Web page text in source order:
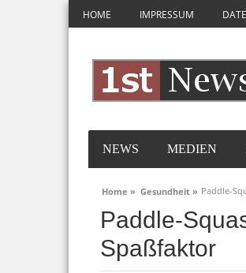
HOME IMPRESSUM
NEWS MEDIEN
Home » Gesundheit » Paddle-
Paddle-
Spaßfaktor